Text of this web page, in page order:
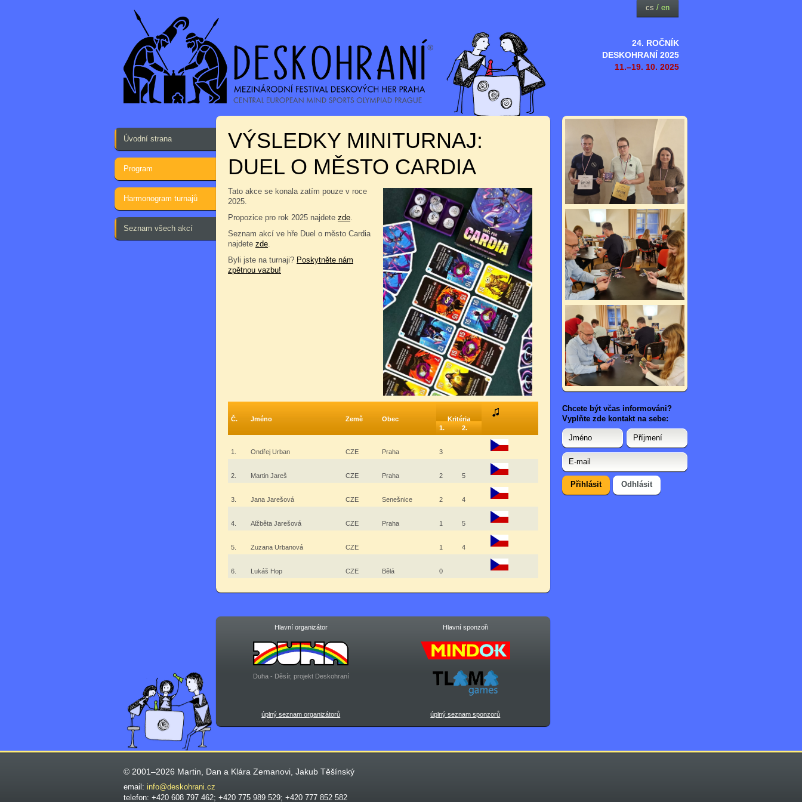
24. ROČNÍK
DESKOHRANÍ 2025
11.–19. 10. 2025
cs / en
Úvodní strana
Program
Harmonogram turnajů
Seznam všech akcí
VÝSLEDKY MINITURNAJ:
DUEL O MĚSTO CARDIA
Tato akce se konala zatím pouze v roce
2025.
Propozice pro rok 2025 najdete zde.
Seznam akcí ve hře Duel o město Cardia
najdete zde.
Byli jste na turnaji? Poskytněte nám
zpětnou vazbu!
Č. Jméno Země Obec
Kritéria
1.
2.
1. Ondřej Urban CZE Praha 3
2. Martin Jareš CZE Praha 2 5
3. Jana Jarešová CZE Senešnice 2 4
4. Alžběta Jarešová CZE Praha 1 5
5. Zuzana Urbanová CZE 1 4
6. Lukáš Hop CZE Bělá 0
Hlavní organizátor Hlavní sponzoři
Duha - Děsír, projekt Deskohraní
úplný seznam organizátorů úplný seznam sponzorů
Chcete být včas informováni?
Vyplňte zde kontakt na sebe:
© 2001–2026 Martin, Dan a Klára Zemanovi, Jakub Těšínský
email: info@deskohrani.cz
telefon: +420 608 797 462; +420 775 989 529; +420 777 852 582